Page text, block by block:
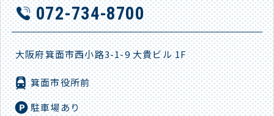
072-734-8700
大阪府箕面市西小路3-1-9 大貴ビル 1F
箕面市役所前
駐車場あり